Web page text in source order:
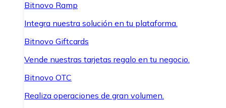
Bitnovo Ramp
Integra nuestra solución en tu plataforma.
Bitnovo Giftcards
Vende nuestras tarjetas regalo en tu negocio.
Bitnovo OTC
Realiza operaciones de gran volumen.